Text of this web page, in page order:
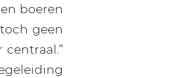
boeren
geen